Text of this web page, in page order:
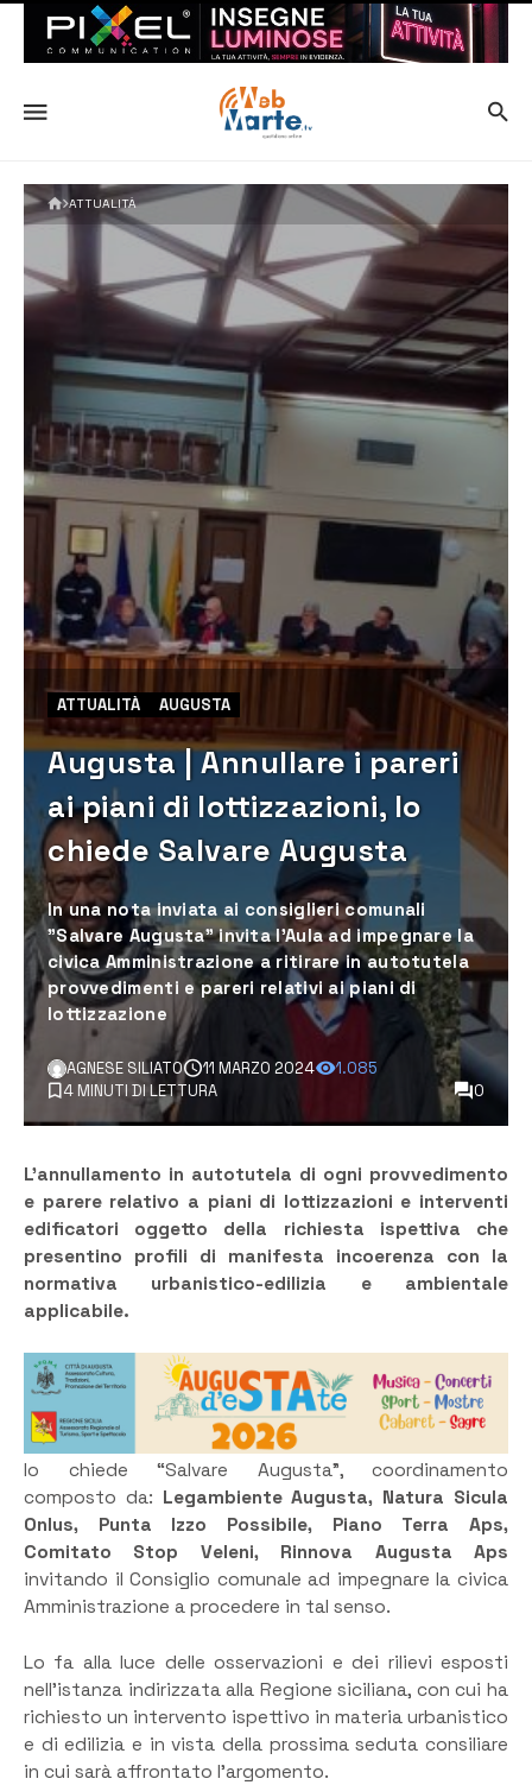
ATTUALITÀ
ATTUALITÀ AUGUSTA
Augusta | Annullare i pareri
ai piani di lottizzazioni, lo
chiede Salvare Augusta
In una nota inviata ai consiglieri comunali
"Salvare Augusta" invita l'Aula ad impegnare la
civica Amministrazione a ritirare in autotutela
provvedimenti e pareri relativi ai piani di
lottizzazione
AGNESE SILIATO 11 MARZO 2024
1.085
4 MINUTI DI LETTURA
0
L’annullamento in autotutela di ogni provvedimento
e parere relativo a piani di lottizzazioni e interventi
edificatori oggetto della richiesta ispettiva che
presentino profili di manifesta incoerenza con la
normativa urbanistico-edilizia e ambientale
applicabile.
lo chiede “Salvare Augusta”, coordinamento
composto da: Legambiente Augusta, Natura Sicula
Onlus, Punta Izzo Possibile, Piano Terra Aps,
Comitato Stop Veleni, Rinnova Augusta Aps
invitando il Consiglio comunale ad impegnare la civica
Amministrazione a procedere in tal senso.
Lo fa alla luce delle osservazioni e dei rilievi esposti
nell’istanza indirizzata alla Regione siciliana, con cui ha
richiesto un intervento ispettivo in materia urbanistico
e di edilizia e in vista della prossima seduta consiliare
in cui sarà affrontato l’argomento.